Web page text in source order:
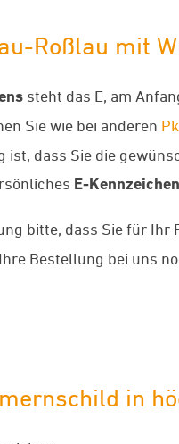
Roßlau mit
steht das E, am
Sie wie bei anderen
ist, dass Sie die
E-Kennzeichen
bitte, dass Sie für Ihr
Bestellung bei uns
in